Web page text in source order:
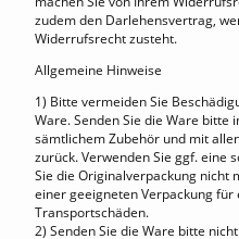
zudem den Darlehensvertrag,
Widerrufsrecht zusteht.
Allgemeine Hinweise
1) Bitte vermeiden Sie
Ware. Senden Sie die Ware bitte
sämtlichem Zubehör und mit
zurück. Verwenden Sie ggf. eine
Sie die Originalverpackung nicht
einer geeigneten Verpackung
Transportschäden.
2) Senden Sie die Ware bitte